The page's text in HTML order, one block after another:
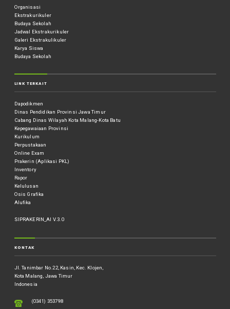
Organisasi
Ekstrakurikuler
Budaya Sekolah
Jadwal Ekstrakurikuler
Galeri Ekstrakulikuler
Karya Siswa
Budaya Sekolah
LINK TERKAIT
Dapodikmen
Dinas Pendidikan Provinsi Jawa Timur
Cabang Dinas Wilayah Kota Malang-Kota Batu
Kepegawaiaan Provinsi
Kurikulum
Perpustakaan
Online Exam
Prakerin (Aplikasi PKL)
Inventory
Rapor
Kelulusan
Osis Grafika
Alufika
SIPRAKERIN_AI V.3.0
KONTAK
Jl. Tanimbar No.22, Kasin, Kec. Klojen,
Kota Malang, Jawa Timur
Indonesia
(0341) 353798